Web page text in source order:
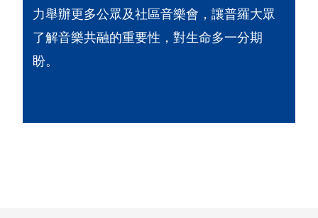
力舉辦更多公眾及社區音樂會，讓普羅大眾
了解音樂共融的重要性，對生命多一分期
盼。